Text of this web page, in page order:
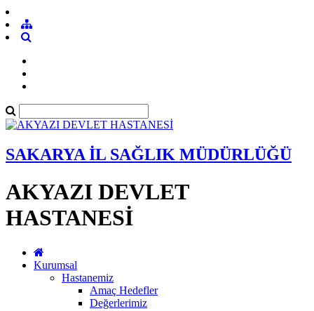
SAKARYA İL SAĞLIK MÜDÜRLÜĞÜ
AKYAZI DEVLET
HASTANESİ
Kurumsal
Hastanemiz
Amaç Hedefler
Değerlerimiz